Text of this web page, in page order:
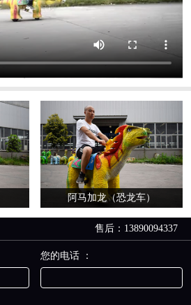
阿马加龙（恐龙车）
售后：13890094337
您的电话 ：